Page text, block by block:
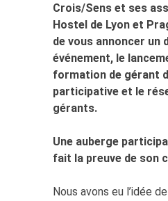
Crois/Sens et ses
Hostel de Lyon et
de vous annoncer un
événement, le
formation de gérant
participative et le
gérants.
Une auberge
fait la preuve de son
Nous avons eu l’idée